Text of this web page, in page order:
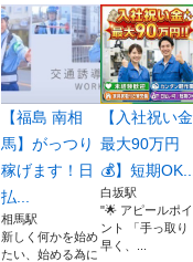
【福島 南相
馬】がっつり
稼げます！日
払...
相馬駅
新しく何かを始め
たい、始める為に
【入社祝い金
最大90万円
💰】短期OK...
白坂駅
"🌟 アピールポイ
ント 「手っ取り
早く、...